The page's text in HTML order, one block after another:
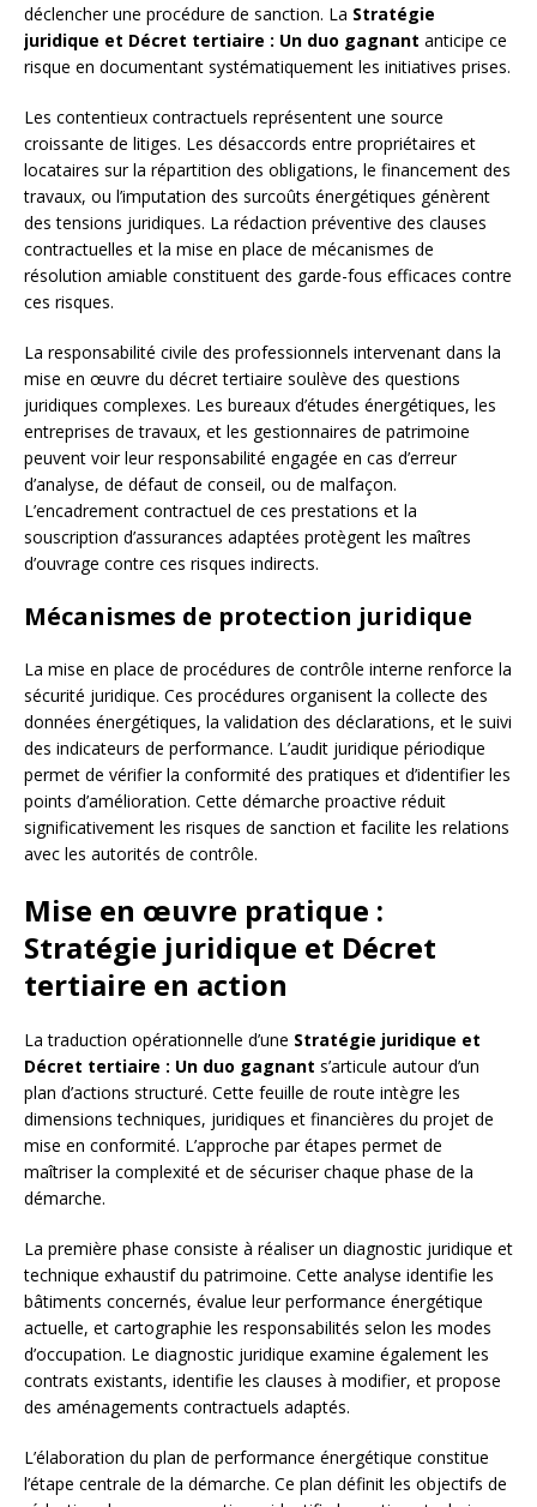
déclencher une procédure de sanction. La Stratégie
juridique et Décret tertiaire : Un duo gagnant anticipe ce
risque en documentant systématiquement les initiatives prises.
Les contentieux contractuels représentent une source
croissante de litiges. Les désaccords entre propriétaires et
locataires sur la répartition des obligations, le financement des
travaux, ou l’imputation des surcoûts énergétiques génèrent
des tensions juridiques. La rédaction préventive des clauses
contractuelles et la mise en place de mécanismes de
résolution amiable constituent des garde-fous efficaces contre
ces risques.
La responsabilité civile des professionnels intervenant dans la
mise en œuvre du décret tertiaire soulève des questions
juridiques complexes. Les bureaux d’études énergétiques, les
entreprises de travaux, et les gestionnaires de patrimoine
peuvent voir leur responsabilité engagée en cas d’erreur
d’analyse, de défaut de conseil, ou de malfaçon.
L’encadrement contractuel de ces prestations et la
souscription d’assurances adaptées protègent les maîtres
d’ouvrage contre ces risques indirects.
Mécanismes de protection juridique
La mise en place de procédures de contrôle interne renforce la
sécurité juridique. Ces procédures organisent la collecte des
données énergétiques, la validation des déclarations, et le suivi
des indicateurs de performance. L’audit juridique périodique
permet de vérifier la conformité des pratiques et d’identifier les
points d’amélioration. Cette démarche proactive réduit
significativement les risques de sanction et facilite les relations
avec les autorités de contrôle.
Mise en œuvre pratique :
Stratégie juridique et Décret
tertiaire en action
La traduction opérationnelle d’une Stratégie juridique et
Décret tertiaire : Un duo gagnant s’articule autour d’un
plan d’actions structuré. Cette feuille de route intègre les
dimensions techniques, juridiques et financières du projet de
mise en conformité. L’approche par étapes permet de
maîtriser la complexité et de sécuriser chaque phase de la
démarche.
La première phase consiste à réaliser un diagnostic juridique et
technique exhaustif du patrimoine. Cette analyse identifie les
bâtiments concernés, évalue leur performance énergétique
actuelle, et cartographie les responsabilités selon les modes
d’occupation. Le diagnostic juridique examine également les
contrats existants, identifie les clauses à modifier, et propose
des aménagements contractuels adaptés.
L’élaboration du plan de performance énergétique constitue
l’étape centrale de la démarche. Ce plan définit les objectifs de